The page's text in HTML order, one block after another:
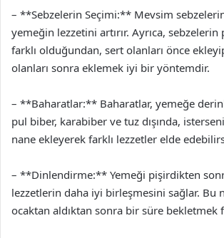
– **Sebzelerin Seçimi:** Mevsim
yemeğin lezzetini artırır. Ayrıca,
farklı olduğundan, sert olanları önce
olanları sonra eklemek iyi bir yöntemdir.
– **Baharatlar:** Baharatlar, yemeğe
pul biber, karabiber ve tuz dışında,
nane ekleyerek farklı lezzetler elde
– **Dinlendirme:** Yemeği pişirdikten
lezzetlerin daha iyi birleşmesini sağlar. Bu
ocaktan aldıktan sonra bir süre bekletmek